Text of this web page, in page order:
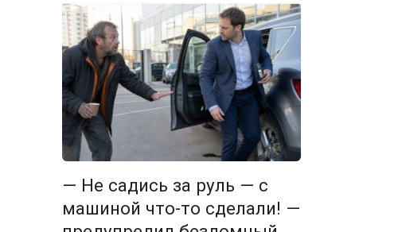
— Не садись за руль — с
машиной что-то сделали! —